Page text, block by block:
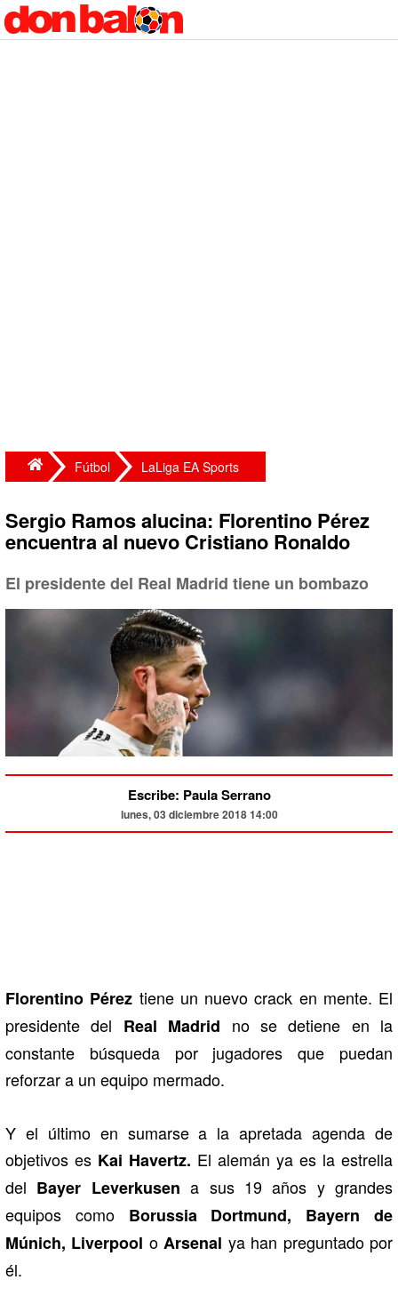
Fútbol LaLiga EA Sports
Sergio Ramos alucina: Florentino Pérez
encuentra al nuevo Cristiano Ronaldo
El presidente del Real Madrid tiene un bombazo
Escribe: Paula Serrano
lunes, 03 diciembre 2018 14:00
Florentino Pérez tiene un nuevo crack en mente. El
presidente del Real Madrid no se detiene en la
constante búsqueda por jugadores que puedan
reforzar a un equipo mermado.
Y el último en sumarse a la apretada agenda de
objetivos es Kai Havertz. El alemán ya es la estrella
del Bayer Leverkusen a sus 19 años y grandes
equipos como Borussia Dortmund, Bayern de
Múnich, Liverpool o Arsenal ya han preguntado por
él.